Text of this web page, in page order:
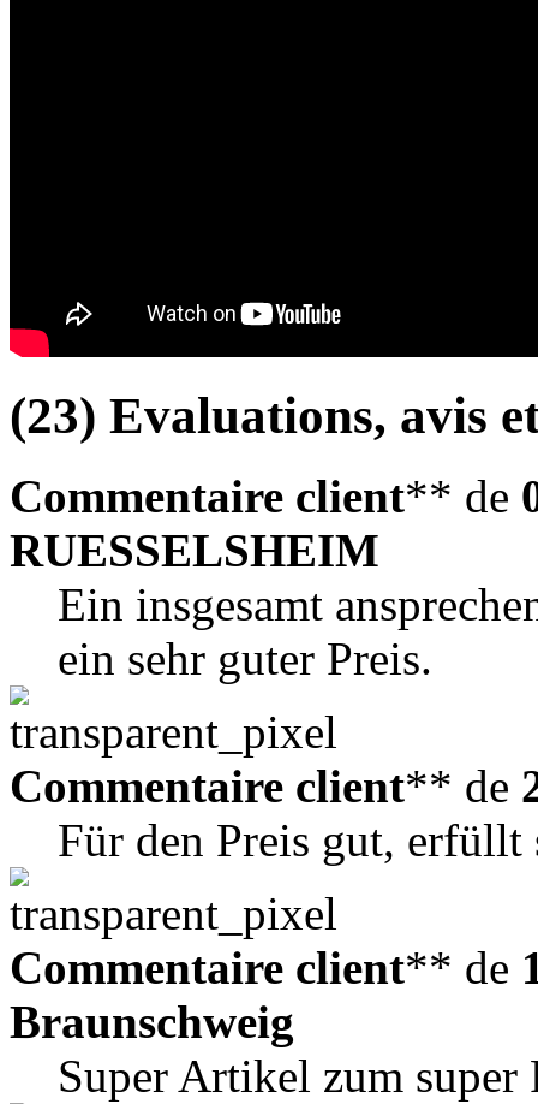
(23) Evaluations, avis
Commentaire client** de
RUESSELSHEIM
Ein insgesamt
ein sehr guter Preis.
Commentaire client** de
Für den Preis gut, erfüllt
Commentaire client** de
Braunschweig
Super Artikel zum super